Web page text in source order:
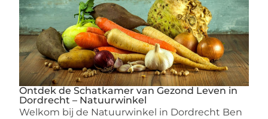
Ontdek de Schatkamer van Gezond Leven in
Dordrecht – Natuurwinkel
Welkom bij de Natuurwinkel in Dordrecht Ben